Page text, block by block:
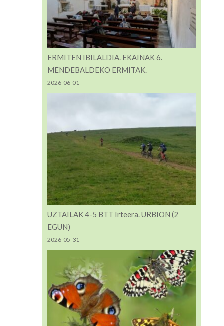
ERMITEN IBILALDIA. EKAINAK 6.
MENDEBALDEKO ERMITAK.
2026-06-01
UZTAILAK 4-5 BTT Irteera. URBION (2
EGUN)
2026-05-31